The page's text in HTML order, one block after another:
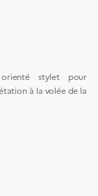
orienté stylet pour
à la volée de la